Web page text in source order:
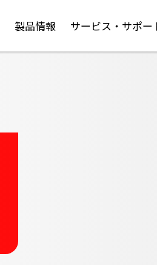
製品情報 サービス・サポー